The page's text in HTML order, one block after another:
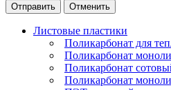
Отменить
Листовые пластики
Поликарбонат для
Поликарбонат
Поликарбонат
Поликарбонат